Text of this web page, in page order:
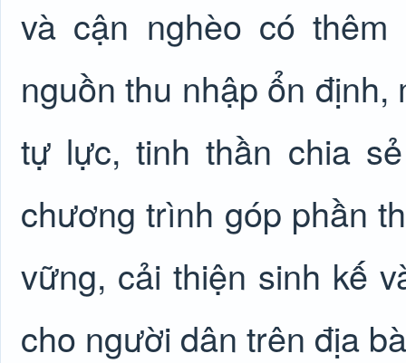
và cận nghèo có
nguồn thu nhập ổn
tự lực, tinh thần chia
chương trình góp phần
vững, cải thiện sinh kế
cho người dân trên địa